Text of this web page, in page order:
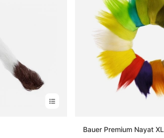
Bauer Premium Nayat XL